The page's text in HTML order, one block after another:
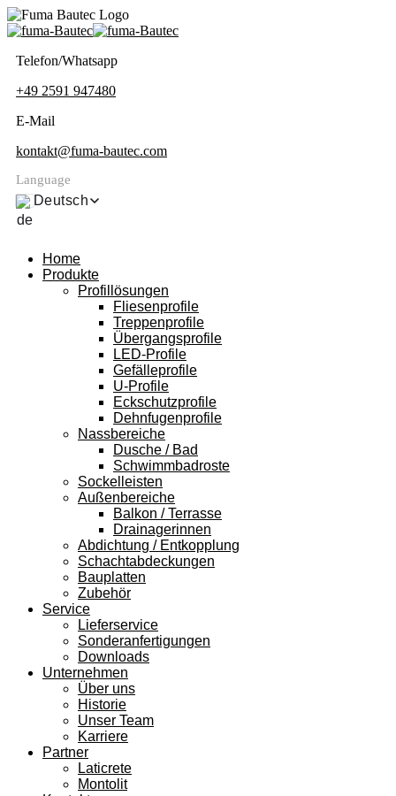
Telefon/Whatsapp
+49 2591 947480
E-Mail
kontakt@fuma-bautec.com
Language
Deutsch
Home
Produkte
Profillösungen
Fliesenprofile
Treppenprofile
Übergangsprofile
LED-Profile
Gefälleprofile
U-Profile
Eckschutzprofile
Dehnfugenprofile
Nassbereiche
Dusche / Bad
Schwimmbadroste
Sockelleisten
Außenbereiche
Balkon / Terrasse
Drainagerinnen
Abdichtung / Entkopplung
Schachtabdeckungen
Bauplatten
Zubehör
Service
Lieferservice
Sonderanfertigungen
Downloads
Unternehmen
Über uns
Historie
Unser Team
Karriere
Partner
Laticrete
Montolit